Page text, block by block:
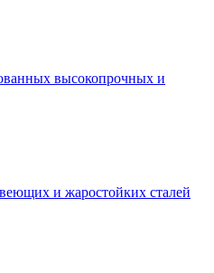
высокопрочных и
и жаростойких сталей